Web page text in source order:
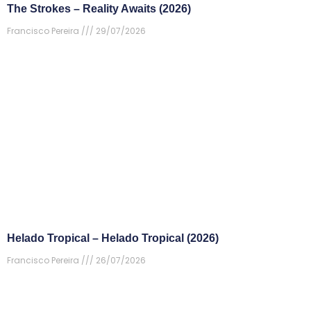
The Strokes – Reality Awaits (2026)
Francisco Pereira
29/07/2026
Helado Tropical – Helado Tropical (2026)
Francisco Pereira
26/07/2026